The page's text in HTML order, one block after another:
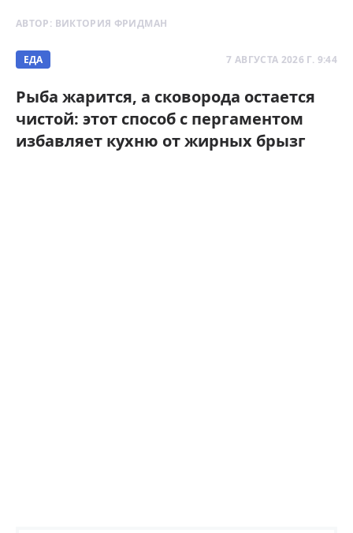
АВТОР: ВИКТОРИЯ ФРИДМАН
ЕДА 7 АВГУСТА 2026 Г. 9:44
Рыба жарится, а сковорода остается
чистой: этот способ с пергаментом
избавляет кухню от жирных брызг